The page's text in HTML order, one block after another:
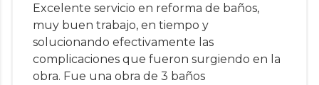
Excelente servicio en reforma de baños,
muy buen trabajo, en tiempo y
solucionando efectivamente las
complicaciones que fueron surgiendo en la
obra. Fue una obra de 3 baños